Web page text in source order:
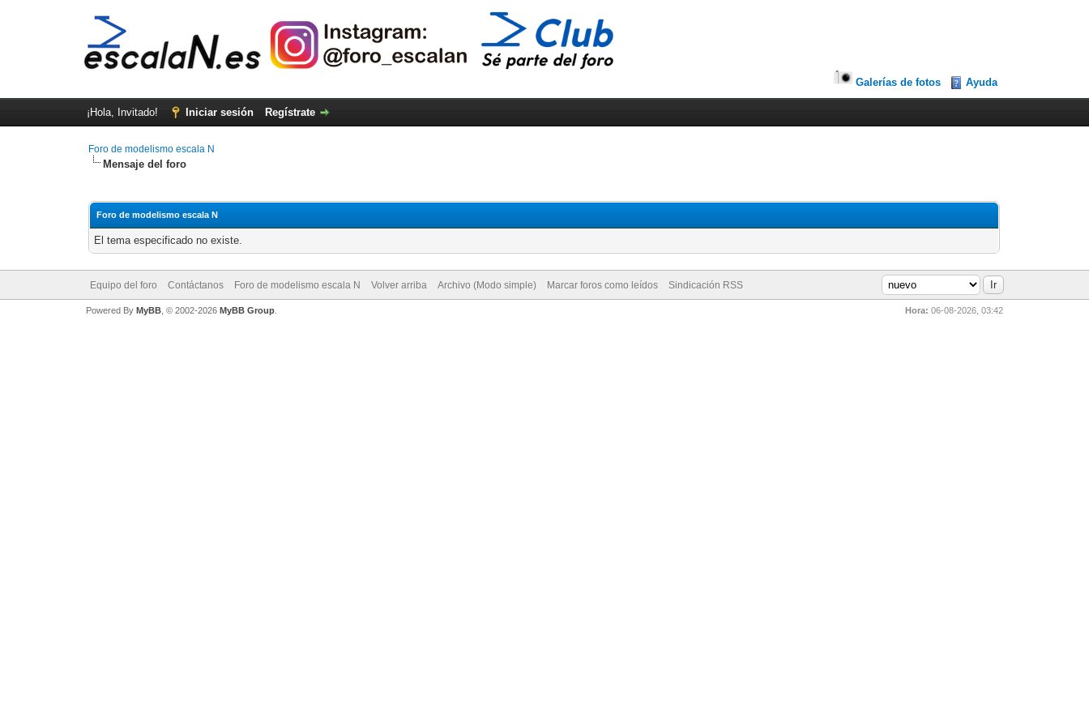
Galerías de fotos Ayuda
¡Hola, Invitado! Iniciar sesión Regístrate
Foro de modelismo escala N
Mensaje del foro
Foro de modelismo escala N
El tema especificado no existe.
Equipo del foro Contáctanos Foro de modelismo escala N Volver arriba Archivo (Modo simple) Marcar foros como leídos Sindicación RSS
Hora: 06-08-2026, 03:42
Powered By MyBB, © 2002-2026 MyBB Group.